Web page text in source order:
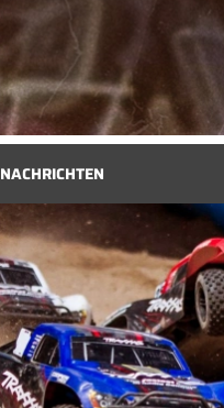
NACHRICHTEN